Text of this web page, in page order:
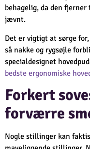
behagelig, da den
jævnt.
Det er vigtigt at sørge
så nakke og rygsøjle
specialdesignet
bedste ergonomiske
Forkert
forværre
Nogle stillinger kan